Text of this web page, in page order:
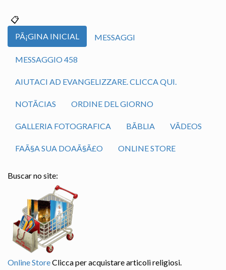
PÃ¡GINA INICIAL MESSAGGI
MESSAGGIO 458
AIUTACI AD EVANGELIZZARE. CLICCA QUI.
NOTÃ­CIAS ORDINE DEL GIORNO
GALLERIA FOTOGRAFICA BÃ­BLIA VÃ­DEOS
FAÃ§A SUA DOAÃ§Ã£O ONLINE STORE
Buscar no site:
Online StoreClicca per acquistare articoli religiosi.